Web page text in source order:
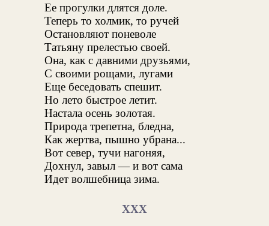
Ее прогулки длятся доле.
Теперь то холмик, то ручей
Остановляют поневоле
Татьяну прелестью своей.
Она, как с давними друзьями,
С своими рощами, лугами
Еще беседовать спешит.
Но лето быстрое летит.
Настала осень золотая.
Природа трепетна, бледна,
Как жертва, пышно убрана...
Вот север, тучи нагоняя,
Дохнул, завыл — и вот сама
Идет волшебница зима.
XXX